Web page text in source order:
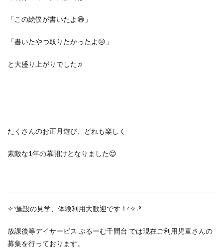
「この絵僕が書いたよ😄」
「書いたやつ取りたかったよ😒」
と大盛り上がりでした♫
たくさんのお正月遊び、どれも楽しく
素敵な1年の幕開けとなりました😊
✧◝施設の見学、体験利用大歓迎です！◜✧˖°
放課後等デイサービス ぶるーむ千間台 では現在ご利用児童さんの
募集を行っております。